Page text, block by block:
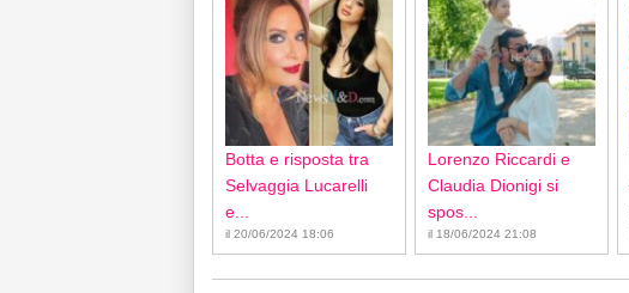
Botta e risposta tra
Selvaggia Lucarelli
e...
il 20/06/2024 18:06
Lorenzo Riccardi e
Claudia Dionigi si
spos...
il 18/06/2024 21:08